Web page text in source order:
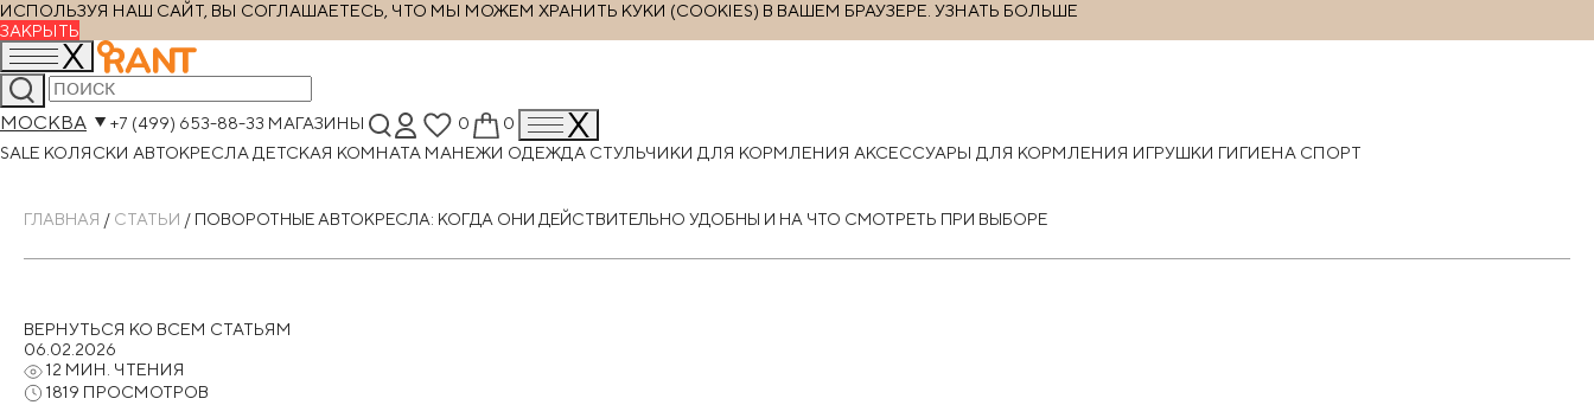
ИСПОЛЬЗУЯ НАШ САЙТ, ВЫ СОГЛАШАЕТЕСЬ, ЧТО МЫ МОЖЕМ ХРАНИТЬ КУКИ (COOKIES) В ВАШЕМ БРАУЗЕРЕ. УЗНАТЬ БОЛЬШЕ
ЗАКРЫТЬ
МОСКВА +7 (499) 653-88-33 МАГАЗИНЫ 0
0
SALE КОЛЯСКИ АВТОКРЕСЛА ДЕТСКАЯ КОМНАТА МАНЕЖИ ОДЕЖДА СТУЛЬЧИКИ ДЛЯ КОРМЛЕНИЯ АКСЕССУАРЫ ДЛЯ КОРМЛЕНИЯ ИГРУШКИ ГИГИЕНА СПОРТ
ГЛАВНАЯ / СТАТЬИ / ПОВОРОТНЫЕ АВТОКРЕСЛА: КОГДА ОНИ ДЕЙСТВИТЕЛЬНО УДОБНЫ И НА ЧТО СМОТРЕТЬ ПРИ ВЫБОРЕ
ВЕРНУТЬСЯ КО ВСЕМ СТАТЬЯМ
06.02.2026
12 МИН. ЧТЕНИЯ
1819 ПРОСМОТРОВ